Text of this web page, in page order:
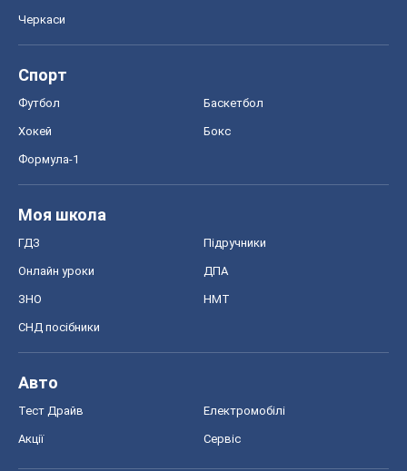
Черкаси
Спорт
Футбол Баскетбол
Хокей Бокс
Формула-1
Моя школа
ГДЗ Підручники
Онлайн уроки ДПА
ЗНО НМТ
СНД посібники
Авто
Тест Драйв Електромобілі
Акції Сервіс